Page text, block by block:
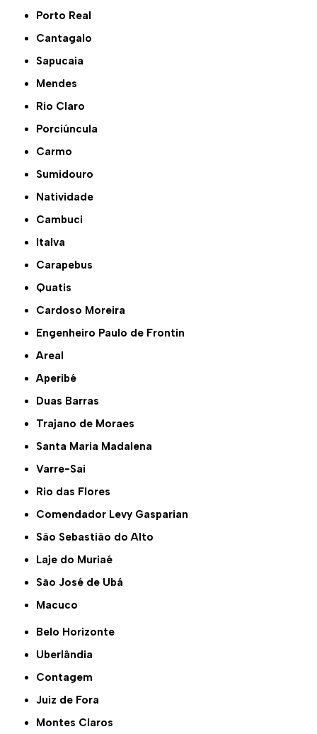
Porto Real
Cantagalo
Sapucaia
Mendes
Rio Claro
Porciúncula
Carmo
Sumidouro
Natividade
Cambuci
Italva
Carapebus
Quatis
Cardoso Moreira
Engenheiro Paulo de Frontin
Areal
Aperibé
Duas Barras
Trajano de Moraes
Santa Maria Madalena
Varre-Sai
Rio das Flores
Comendador Levy Gasparian
São Sebastião do Alto
Laje do Muriaé
São José de Ubá
Macuco
Belo Horizonte
Uberlândia
Contagem
Juiz de Fora
Montes Claros